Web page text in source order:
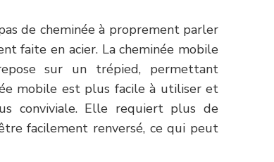
de cheminée à proprement parler
faite en acier. La cheminée mobile
sur un trépied, permettant
mobile est plus facile à utiliser et
conviviale. Elle requiert plus de
facilement renversé, ce qui peut